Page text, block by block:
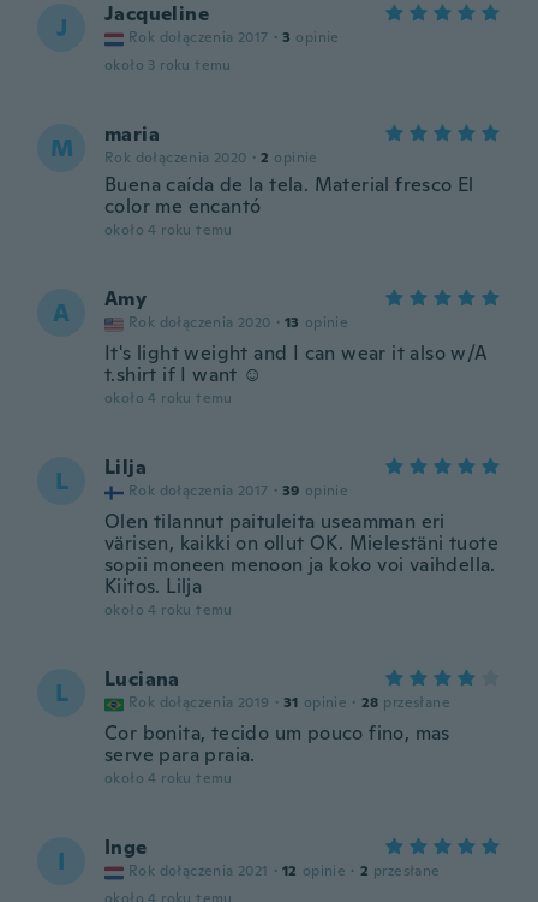
J Jacqueline
Rok dołączenia 2017 · 3 opinie
około 3 roku temu
M maria
Rok dołączenia 2020 · 2 opinie
Buena caída de la tela. Material fresco El
color me encantó
około 4 roku temu
A Amy
Rok dołączenia 2020 · 13 opinie
It's light weight and I can wear it also w/A
t.shirt if I want ☺️
około 4 roku temu
L Lilja
Rok dołączenia 2017 · 39 opinie
Olen tilannut paituleita useamman eri
värisen, kaikki on ollut OK. Mielestäni tuote
sopii moneen menoon ja koko voi vaihdella.
Kiitos. Lilja
około 4 roku temu
L Luciana
Rok dołączenia 2019 · 31 opinie · 28 przesłane
Cor bonita, tecido um pouco fino, mas
serve para praia.
około 4 roku temu
I Inge
Rok dołączenia 2021 · 12 opinie · 2 przesłane